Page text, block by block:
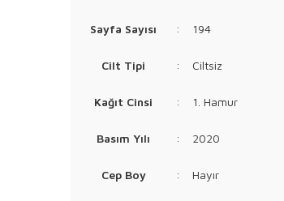
Sayfa Sayısı : 194
Cilt Tipi : Ciltsiz
Kağıt Cinsi : 1. Hamur
Basım Yılı : 2020
Cep Boy : Hayır